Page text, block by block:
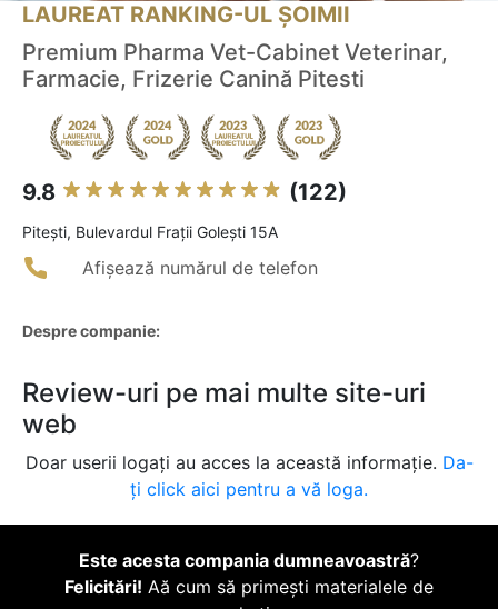
LAUREAT RANKING-UL ȘOIMII
Premium Pharma Vet-Cabinet Veterinar,
Farmacie, Frizerie Canină Pitesti
9.8 (122)
Piteşti, Bulevardul Frații Golești 15A
Afișează numărul de telefon
Despre companie:
Review-uri pe mai multe site-uri
web
Doar userii logați au acces la această informație. Da-
ți click aici pentru a vă loga.
Este acesta compania dumneavoastră?
Felicitări! Aă cum să primești materialele de